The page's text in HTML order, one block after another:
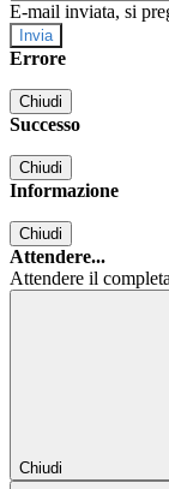
E-mail inviata, si
Errore
Chiudi
Successo
Chiudi
Informazione
Chiudi
Attendere...
Attendere il
Chiudi